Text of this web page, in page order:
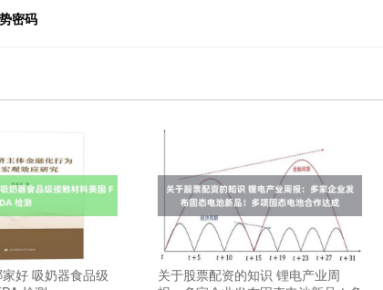
密码
好 吸奶器食品级
关于股票配资的知识 锂电产业周